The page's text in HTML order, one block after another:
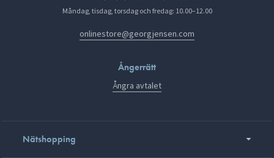
Måndag, tisdag, torsdag och fredag: 10.00–12.00
onlinestore@georgjensen.com
Ångerrätt
Ångra avtalet
Nätshopping